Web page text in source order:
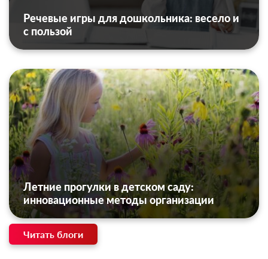
Речевые игры для дошкольника: весело и
с пользой
Летние прогулки в детском саду:
инновационные методы организации
Читать блоги